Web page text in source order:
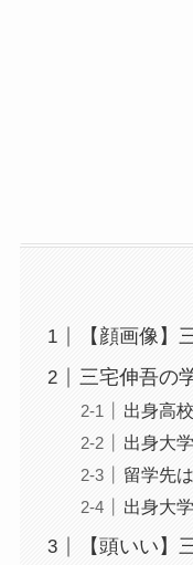
【顔画像】
三宅伸吾の
出身高
出身大
留学先
出身大
【頭いい】